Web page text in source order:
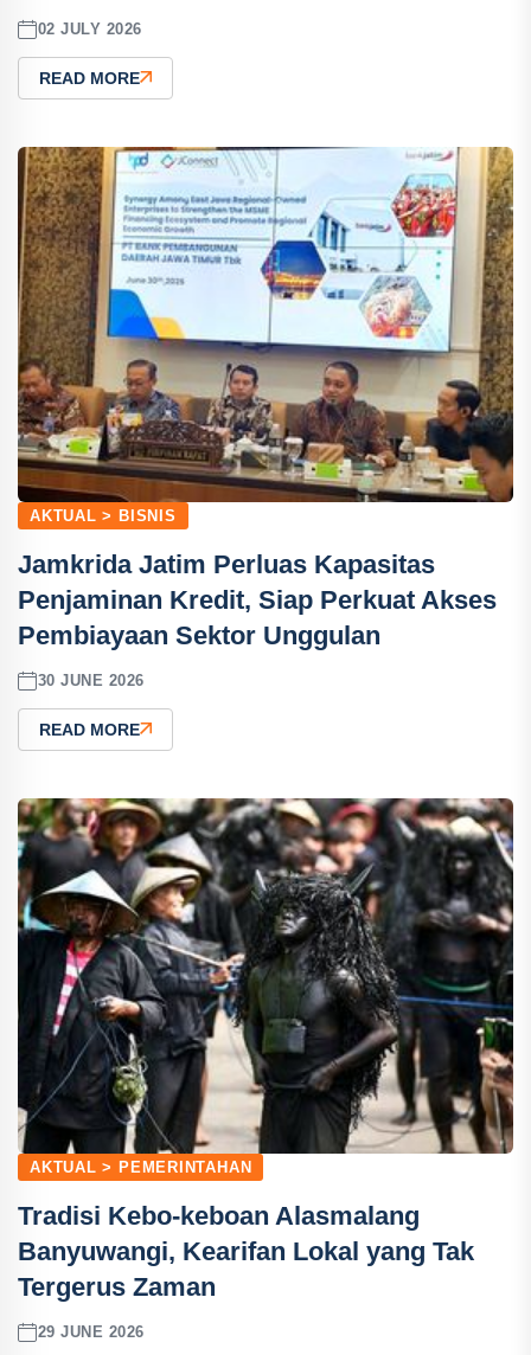
02 JULY 2026
READ MORE
AKTUAL > BISNIS
Jamkrida Jatim Perluas Kapasitas
Penjaminan Kredit, Siap Perkuat Akses
Pembiayaan Sektor Unggulan
30 JUNE 2026
READ MORE
AKTUAL > PEMERINTAHAN
Tradisi Kebo-keboan Alasmalang
Banyuwangi, Kearifan Lokal yang Tak
Tergerus Zaman
29 JUNE 2026